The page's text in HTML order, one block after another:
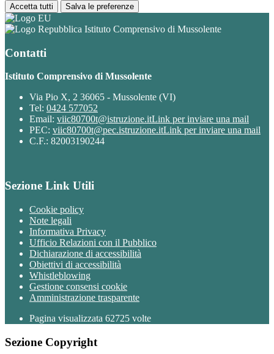
Accetta tutti Salva le preferenze
Istituto Comprensivo di Mussolente
Contatti
Istituto Comprensivo di Mussolente
Via Pio X, 2 36065 - Mussolente (VI)
Tel: 0424 577052
Email: viic80700t@istruzione.itLink per inviare una mail
PEC: viic80700t@pec.istruzione.itLink per inviare una mail
C.F.: 82003190244
Sezione Link Utili
Cookie policy
Note legali
Informativa Privacy
Ufficio Relazioni con il Pubblico
Dichiarazione di accessibilità
Obiettivi di accessibilità
Whistleblowing
Gestione consensi cookie
Amministrazione trasparente
Pagina visualizzata 62725 volte
Sezione Copyright